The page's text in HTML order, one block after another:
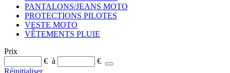
PANTALONS/JEANS MOTO
PROTECTIONS PILOTES
VESTE MOTO
VÊTEMENTS PLUIE
Prix
€ à
€
Réinitialiser